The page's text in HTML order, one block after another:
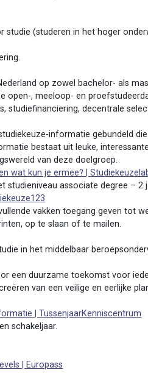
studie (studeren in het hoger
op zowel bachelor- als
open-, meeloop- en
studiefinanciering, decentrale
informatie gebundeld die
bestaat uit leuke,
van deze doelgroep.
wat kun je ermee? |
studieniveau associate degree – 2
vakken toegang geven tot
op te slaan of te mailen.
in het middelbaar
een duurzame toekomst voor
van een veilige en eerlijke
| TussenjaarKenniscentrum
schakeljaar.
| Europass